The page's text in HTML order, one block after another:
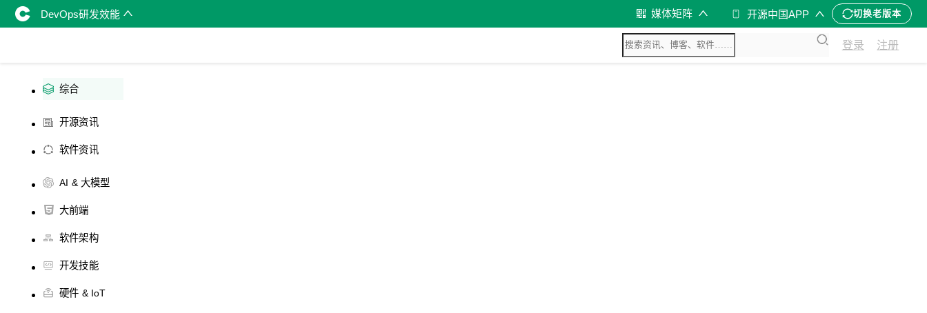
DevOps研发效能 媒体矩阵 开源中国APP 切换老版本
登录 注册
综合
开源资讯
软件资讯
AI & 大模型
大前端
软件架构
开发技能
硬件 & IoT